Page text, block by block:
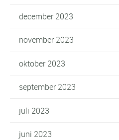
december 2023
november 2023
oktober 2023
september 2023
juli 2023
juni 2023